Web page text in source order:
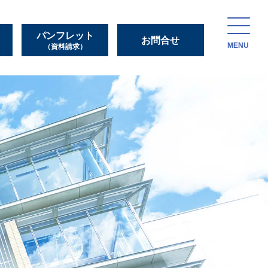
パンフレット
（資料請求）
お問合せ
MENU